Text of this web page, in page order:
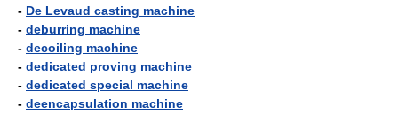
- De Levaud casting machine
- deburring machine
- decoiling machine
- dedicated proving machine
- dedicated special machine
- deencapsulation machine